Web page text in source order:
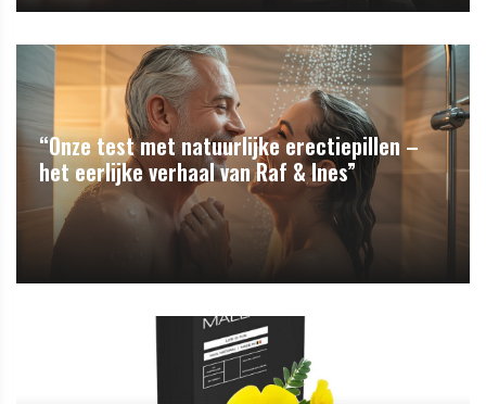
“Onze test met natuurlijke erectiepillen –
het eerlijke verhaal van Raf & Ines”